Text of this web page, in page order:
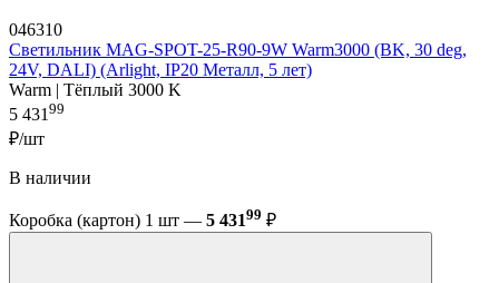
046310
Светильник MAG-SPOT-25-R90-9W Warm3000 (BK, 30 deg,
24V, DALI) (Arlight, IP20 Металл, 5 лет)
Warm | Тёплый 3000 K
5 43199
₽/шт
В наличии
Коробка (картон) 1 шт — 5 43199 ₽